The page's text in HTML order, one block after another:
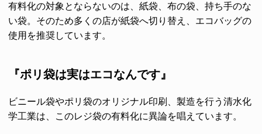
有料化の対象とならないのは、紙袋、布の袋、持ち手のな
い袋。そのため多くの店が紙袋へ切り替え、エコバッグの
使用を推奨しています。
『ポリ袋は実はエコなんです』
ビニール袋やポリ袋のオリジナル印刷、製造を行う清水化
学工業は、このレジ袋の有料化に異論を唱えています。